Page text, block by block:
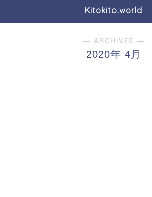
Kitokito.world
― ARCHIVES ―
2020年 4月